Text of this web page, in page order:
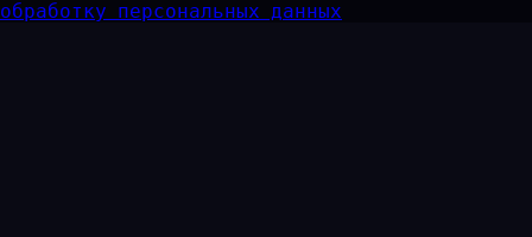
обработку персональных данных